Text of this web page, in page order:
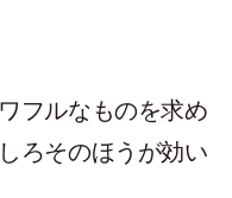
フルなものを求め
ろそのほうが効い